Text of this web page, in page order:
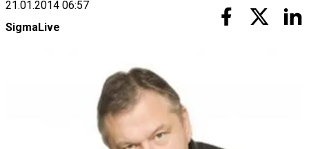
21.01.2014 06:57
SigmaLive